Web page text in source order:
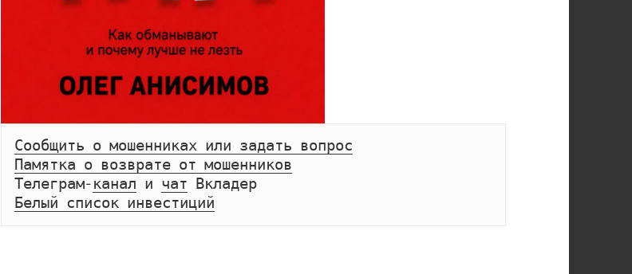
Сообщить о мошенниках или задать вопрос
Памятка о возврате от мошенников
Телеграм- канал и чат
Вкладер
Белый список инвестиций